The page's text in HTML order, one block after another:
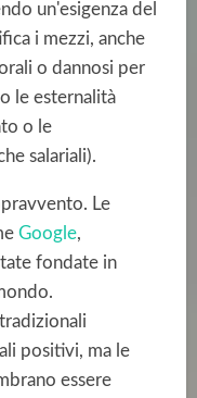
un'esigenza del
i mezzi, anche
o dannosi per
le esternalità
o le
salariali).
Le
Google,
fondate in
positivi, ma le
essere